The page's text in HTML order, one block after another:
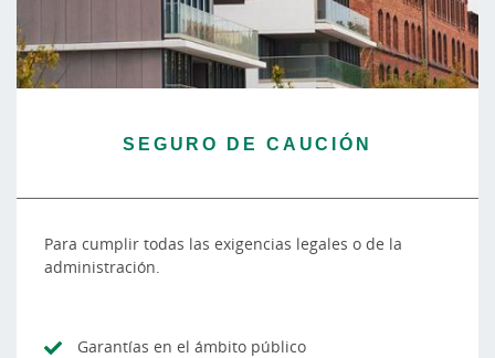
SEGURO DE CAUCIÓN
Para cumplir todas las exigencias legales o de la
administración.
Garantías en el ámbito público